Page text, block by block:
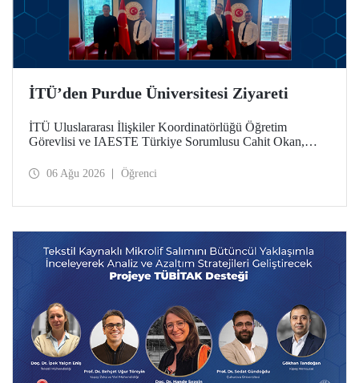
İTÜ’den Purdue Üniversitesi Ziyareti
İTÜ Uluslararası İlişkiler Koordinatörlüğü Öğretim
Görevlisi ve IAESTE Türkiye Sorumlusu Cahit Okan,
Temmuz tarihlerinde ABD’de dünyanın önde gelen
06 Ağu 2026 Öğrenci